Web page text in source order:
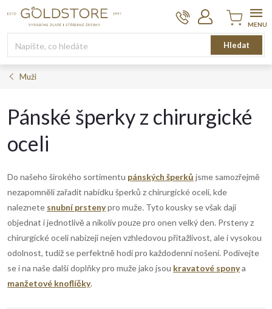
Hledat
Nákupní
košík
Muži
Pánské šperky z chirurgické
oceli
Do našeho širokého sortimentu pánských šperků jsme samozřejmě
nezapomněli zařadit nabídku šperků z chirurgické oceli, kde
naleznete snubní prstenypro muže. Tyto kousky se však dají
objednat i jednotlivě a nikoliv pouze pro onen velký den. Prstenyz
chirurgické oceli nabízejí nejen vzhledovou přitažlivost, ale i vysokou
odolnost, tudíž se perfektně hodí pro každodenní nošení. Podívejte
se i na naše další doplňky pro muže jako jsou kravatové sponya
manžetové knoflíčky.